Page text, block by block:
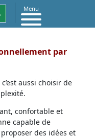
Menu
par
aussi choisir de
confortable et
capable de
des idées et